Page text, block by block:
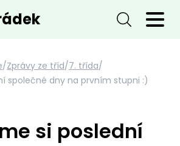
/Zprávy ze tříd/7. třída/
společné dny na prvním stupni :)
si poslední